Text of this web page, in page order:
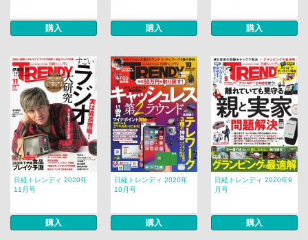
購入 購入 購入
日経トレンディ 2020年
11月号
購入
日経トレンディ 2020年
10月号
購入
日経トレンディ 2020年9
月号
購入